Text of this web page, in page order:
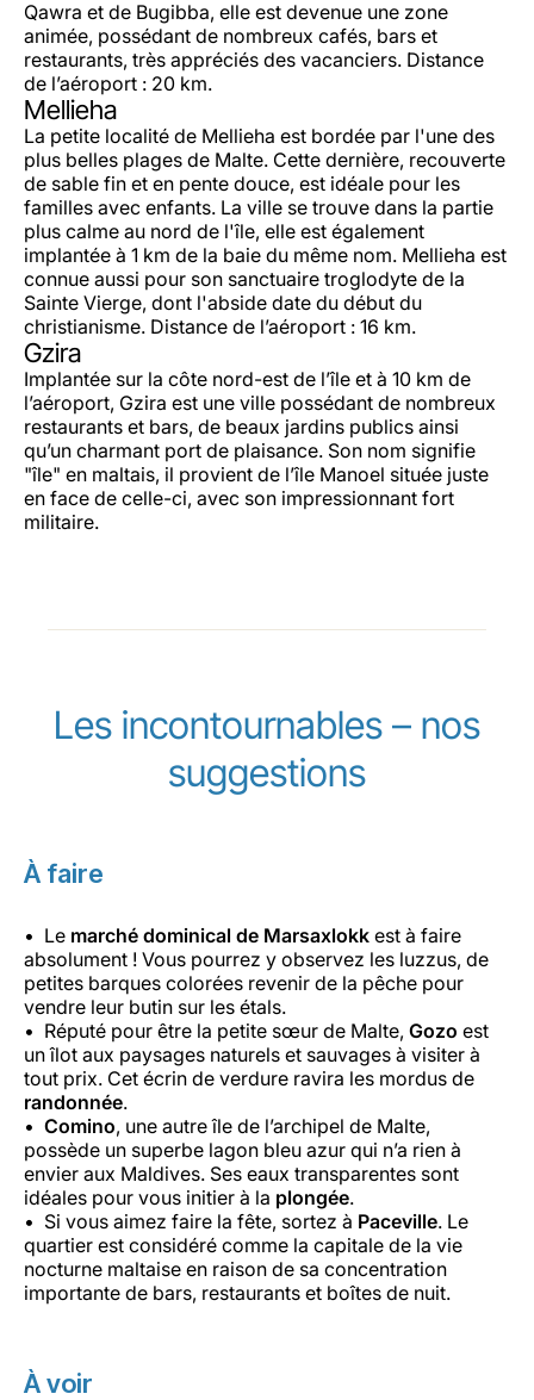
Qawra et de Bugibba, elle est devenue une zone
animée, possédant de nombreux cafés, bars et
restaurants, très appréciés des vacanciers. Distance
de l’aéroport : 20 km.
Mellieha
La petite localité de Mellieha est bordée par l'une des
plus belles plages de Malte. Cette dernière, recouverte
de sable fin et en pente douce, est idéale pour les
familles avec enfants. La ville se trouve dans la partie
plus calme au nord de l'île, elle est également
implantée à 1 km de la baie du même nom. Mellieha est
connue aussi pour son sanctuaire troglodyte de la
Sainte Vierge, dont l'abside date du début du
christianisme. Distance de l’aéroport : 16 km.
Gzira
Implantée sur la côte nord-est de l’île et à 10 km de
l’aéroport, Gzira est une ville possédant de nombreux
restaurants et bars, de beaux jardins publics ainsi
qu’un charmant port de plaisance. Son nom signifie
"île" en maltais, il provient de l’île Manoel située juste
en face de celle-ci, avec son impressionnant fort
militaire.
Les incontournables – nos
suggestions
À faire
Le marché dominical de Marsaxlokk est à faire
absolument ! Vous pourrez y observez les luzzus, de
petites barques colorées revenir de la pêche pour
vendre leur butin sur les étals.
Réputé pour être la petite sœur de Malte, Gozo est
un îlot aux paysages naturels et sauvages à visiter à
tout prix. Cet écrin de verdure ravira les mordus de
randonnée.
Comino, une autre île de l’archipel de Malte,
possède un superbe lagon bleu azur qui n’a rien à
envier aux Maldives. Ses eaux transparentes sont
idéales pour vous initier à la plongée.
Si vous aimez faire la fête, sortez à Paceville. Le
quartier est considéré comme la capitale de la vie
nocturne maltaise en raison de sa concentration
importante de bars, restaurants et boîtes de nuit.
À voir